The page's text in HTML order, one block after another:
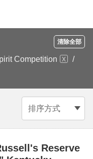
清除全部
Competition
/
排序方式
Reserve